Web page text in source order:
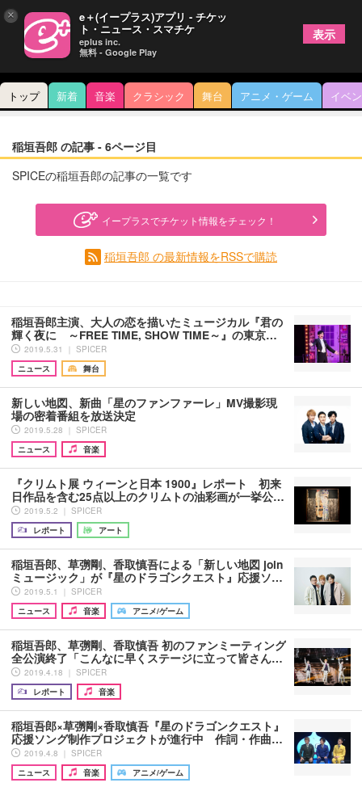
トップ 新着 音楽 クラシック 舞台 アニメ・ゲーム イベ
稲垣吾郎 の記事 - 6ページ目
SPICEの稲垣吾郎の記事の一覧です
イープラスでチケット情報をチェック！
稲垣吾郎 の最新情報をRSSで購読
稲垣吾郎主演、大人の恋を描いたミュージカル『君の
輝く夜に ～FREE TIME, SHOW TIME～』の東京…
2019.5.31 ｜ SPICER
ニュース
舞台
新しい地図、新曲「星のファンファーレ」MV撮影現
場の密着番組を放送決定
2019.5.28 ｜ SPICER
ニュース
音楽
『クリムト展 ウィーンと日本 1900』レポート 初来
日作品を含む25点以上のクリムトの油彩画が一挙公…
2019.5.2 ｜ SPICER
レポート
アート
稲垣吾郎、草彅剛、香取慎吾による「新しい地図 join
ミュージック」が『星のドラゴンクエスト』応援ソ…
2019.5.1 ｜ SPICER
ニュース
音楽 アニメ/ゲーム
稲垣吾郎、草彅剛、香取慎吾 初のファンミーティング
全公演終了「こんなに早くステージに立って皆さん…
2019.4.18 ｜ SPICER
レポート
音楽
稲垣吾郎×草彅剛×香取慎吾『星のドラゴンクエスト』
応援ソング制作プロジェクトが進行中 作詞・作曲…
2019.4.8 ｜ SPICER
ニュース
音楽 アニメ/ゲーム
× e＋(イープラス)アプリ - チケッ
ト・ニュース・スマチケ
eplus inc.
無料 - Google Play
表示